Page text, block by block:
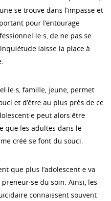
se trouve dans l’impasse et
pour l’entourage
de ne pas se
laisse la place à
famille, jeune, permet
et d’être au plus près de ce
peut alors être
que les adultes dans le
créé se font du souci.
que plus l’adolescent·e va
du soin. Ainsi, les
connaissent souvent